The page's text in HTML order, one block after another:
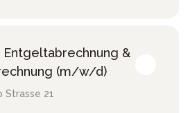
&
(m/w/d)
Strasse 21